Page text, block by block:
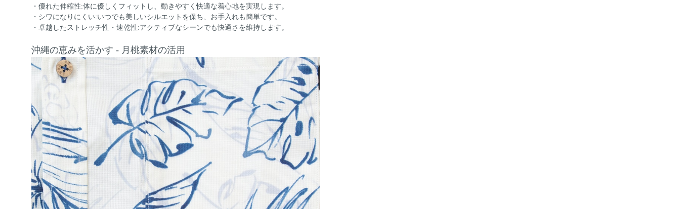
・優れた伸縮性:体に優しくフィットし、動きやすく快適な着心地を実現します。
・シワになりにくい:いつでも美しいシルエットを保ち、お手入れも簡単です。
・卓越したストレッチ性・速乾性:アクティブなシーンでも快適さを維持します。
沖縄の恵みを活かす - 月桃素材の活用